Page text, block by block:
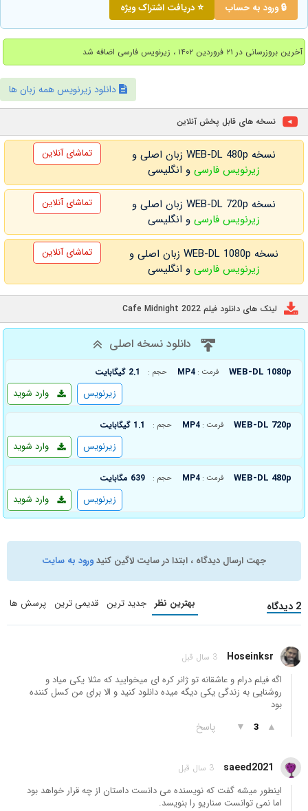
🔒 ورود به حساب ⭐ دریافت اشتراک ویژه
آخرین بروزرسانی در ۲۱ فروردین ۱۴۰۲ ، زیرنویس فارسی اضافه شد
دانلود زیرنویس همه زبان ها
نسخه های قابل پخش آنلاین
نسخه WEB-DL 480p زبان اصلی و
زیرنویس فارسی و انگلیسی
تماشای آنلاین
نسخه WEB-DL 720p زبان اصلی و
زیرنویس فارسی و انگلیسی
تماشای آنلاین
نسخه WEB-DL 1080p زبان اصلی و
زیرنویس فارسی و انگلیسی
تماشای آنلاین
لینک های دانلود فیلم Cafe Midnight 2022
دانلود نسخه اصلی
WEB-DL 1080p فرمت : MP4 حجم : 2.1 گیگابایت
وارد شوید زیرنویس
WEB-DL 720p فرمت : MP4 حجم : 1.1 گیگابایت
وارد شوید زیرنویس
WEB-DL 480p فرمت : MP4 حجم : 639 مگابایت
وارد شوید زیرنویس
جهت ارسال دیدگاه ، ابتدا در سایت لاگین کنیدورود به سایت
2 دیدگاه بهترین نظر جدید ترین قدیمی ترین پرسش ها
Hoseinksr 3 سال قبل
اگه فیلم درام و عاشقانه تو ژانر کره ای میخوایید که مثلا یکی میاد و
روشنایی به زندگی یکی دیگه میده دانلود کنید و الا برای من کسل کننده
بود
▲
3
▼ پاسخ
saeed2021 3 سال قبل
اینطور میشه گفت که نویسنده می دانست داستان از چه قرار خواهد بود
اما نمی توانست سناریو را بنویسد.